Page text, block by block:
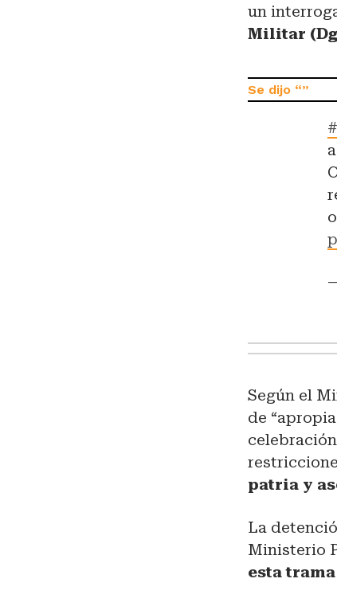
un
Militar
Según el
de
patria y
La
Ministerio
esta